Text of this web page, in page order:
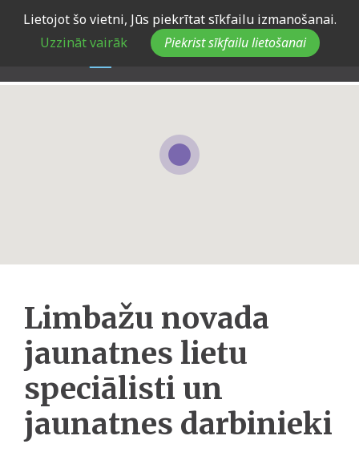
Lietojot šo vietni, Jūs piekrītat sīkfailu izmanošanai.
Uzzināt vairāk
Piekrist sīkfailu lietošanai
Limbažu novada
jaunatnes lietu
speciālisti un
jaunatnes darbinieki